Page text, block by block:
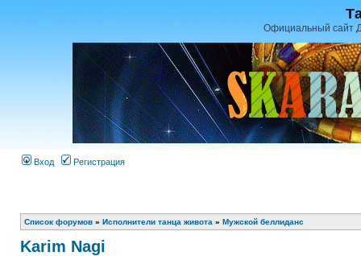
Официальный сайт
Вход Регистрация
Список форумов » Исполнители танца живота » Мужской беллиданс
Karim Nagi